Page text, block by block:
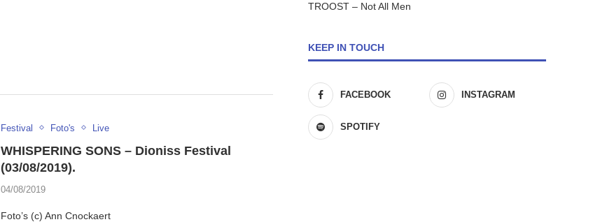
Festival Foto's Live
WHISPERING SONS – Dioniss Festival
(03/08/2019).
04/08/2019
Foto’s (c) Ann Cnockaert
TROOST – Not All Men
KEEP IN TOUCH
FACEBOOK INSTAGRAM
SPOTIFY